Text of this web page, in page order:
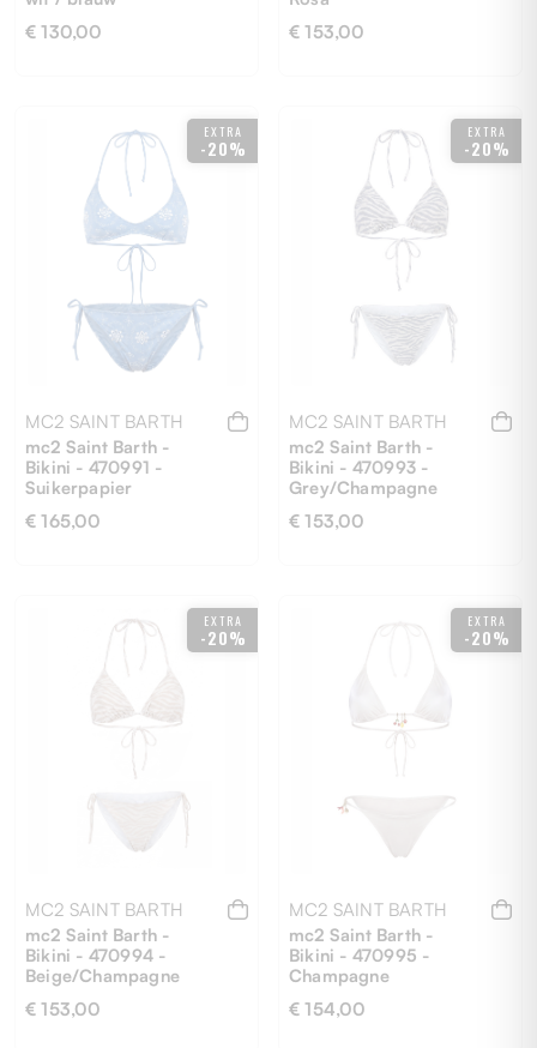
€ 130,00 € 153,00
EXTRA
-20%
MC2 SAINT BARTH
mc2 Saint Barth -
Bikini - 470991 -
Suikerpapier
€ 165,00
EXTRA
-20%
MC2 SAINT BARTH
mc2 Saint Barth -
Bikini - 470993 -
Grey/Champagne
€ 153,00
EXTRA
-20%
MC2 SAINT BARTH
mc2 Saint Barth -
Bikini - 470994 -
Beige/Champagne
€ 153,00
EXTRA
-20%
MC2 SAINT BARTH
mc2 Saint Barth -
Bikini - 470995 -
Champagne
€ 154,00